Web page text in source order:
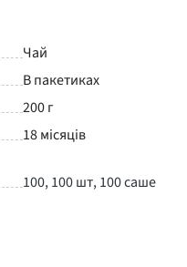
Чай
В пакетиках
200 г
18 місяців
100, 100 шт, 100 саше